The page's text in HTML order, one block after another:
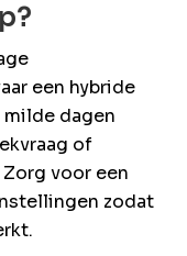
een hybride
dagen
of
voor een
zodat